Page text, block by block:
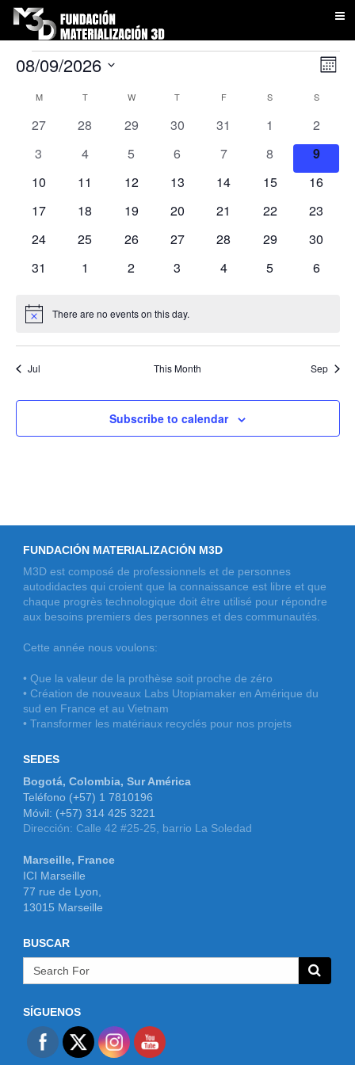
EVENTS Views
Month
08/09/2026
date.Calendar
Events
MMONDAY TTUESDAY W WEDNESDAY
T THURSDAY
FFRIDAY S SATURDAYSSUNDAY
0
27
0
28
0
29
0
30
0
31
0
events
1
0
events
2
0
3
0
4
0
5
0
6
0
7
0
events
8
0
events
9
0
10
0
11
0
12
0
13
0
14
0
15
0
16
0
17
0
18
0
19
0
20
0
21
0
22
0
23
0
24
0
25
0
26
0
27
0
28
0
29
0
30
0
31
0
1
0
2
0
3
0
4
0
5
0
6
Notice There are no events on this day.
Jul This Month Sep
Subscribe to calendar
FUNDACIÓN MATERIALIZACIÓN M3D
M3D est composé de professionnels et de personnes
autodidactes qui croient que la connaissance est libre et que
chaque progrès technologique doit être utilisé pour répondre
aux besoins premiers des personnes et des communautés.
Cette année nous voulons:
• Que la valeur de la prothèse soit proche de zéro
• Création de nouveaux Labs Utopiamaker en Amérique du
sud en France et au Vietnam
• Transformer les matériaux recyclés pour nos projets
SEDES
Bogotá, Colombia, Sur América
Teléfono (+57) 1 7810196
Móvil: (+57) 314 425 3221
Dirección: Calle 42 #25-25, barrio La Soledad
Marseille, France
ICI Marseille
77 rue de Lyon,
13015 Marseille
BUSCAR
SÍGUENOS